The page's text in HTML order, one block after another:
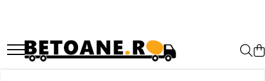
PIESE AUTOBETONIERE
AUTOBETONIERE STETTER